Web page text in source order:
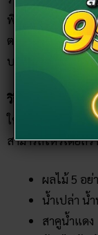
พิธีโรยดินลงบนหัว
ตายกลับมา จึงทำใ
บรรจุงานราชการเ
วิธีการไหว้พระแม่
ใหญ่ การไปสอบ ก
สามารถไหว้โดยถ
ผลไม้ 5 อย่
น้ำเปล่า น้
สาคูน้ำแดง